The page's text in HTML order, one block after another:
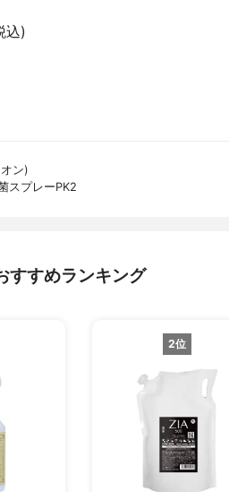
込)
ン)
スプレーPK2
すすめランキング
2位